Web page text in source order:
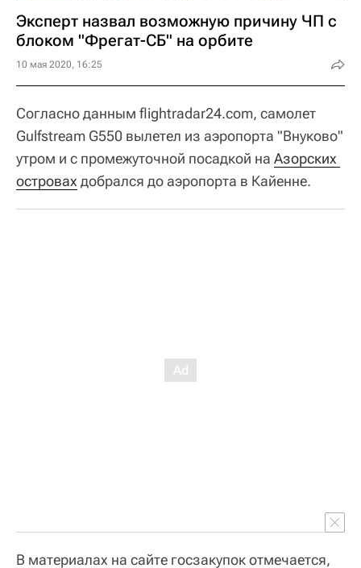
Эксперт назвал возможную причину ЧП с
блоком "Фрегат-СБ" на орбите
10 мая 2020, 16:25
Согласно данным flightradar24.com, самолет
Gulfstream G550 вылетел из аэропорта "Внуково"
утром и с промежуточной посадкой на Азорских
островах добрался до аэропорта в Кайенне.
В материалах на сайте госзакупок отмечается,